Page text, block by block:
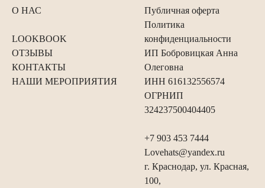
О НАС
LOOKBOOK
ОТЗЫВЫ
КОНТАКТЫ
НАШИ МЕРОПРИЯТИЯ
Публичная оферта
Политика
конфиденциальности
ИП Бобровицкая Анна
Олеговна
ИНН 616132556574
ОГРНИП
324237500404405
+7 903 453 7444
Lovehats@yandex.ru
г. Краснодар, ул. Красная,
100,